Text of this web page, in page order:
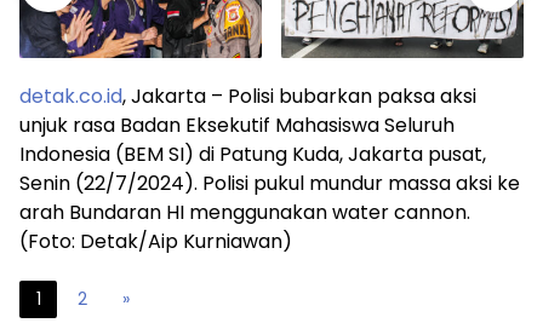
detak.co.id, Jakarta – Polisi bubarkan paksa aksi
unjuk rasa Badan Eksekutif Mahasiswa Seluruh
Indonesia (BEM SI) di Patung Kuda, Jakarta pusat,
Senin (22/7/2024). Polisi pukul mundur massa aksi ke
arah Bundaran HI menggunakan water cannon.
(Foto: Detak/Aip Kurniawan)
1 2 »